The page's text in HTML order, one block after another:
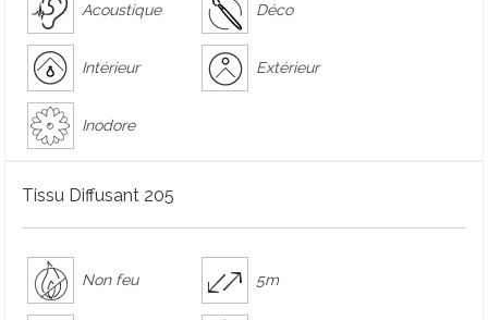
Acoustique Déco
Intérieur Extérieur
Inodore
Tissu Diffusant 205
Non feu 5m